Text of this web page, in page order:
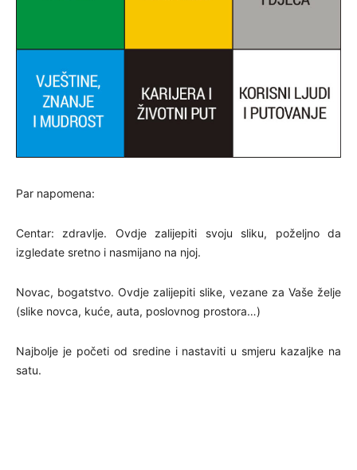
Par napomena:
Centar: zdravlje. Ovdje zalijepiti svoju sliku, poželjno da
izgledate sretno i nasmijano na njoj.
Novac, bogatstvo. Ovdje zalijepiti slike, vezane za Vaše želje
(slike novca, kuće, auta, poslovnog prostora…)
Najbolje je početi od sredine i nastaviti u smjeru kazaljke na
satu.